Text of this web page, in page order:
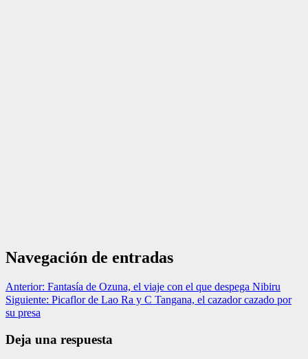
Navegación de entradas
Anterior: Fantasía de Ozuna, el viaje con el que despega Nibiru
Siguiente: Picaflor de Lao Ra y C Tangana, el cazador cazado por
su presa
Deja una respuesta